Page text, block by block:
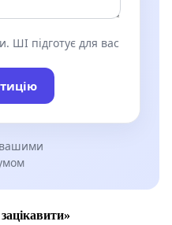
ШІ підготує для вас